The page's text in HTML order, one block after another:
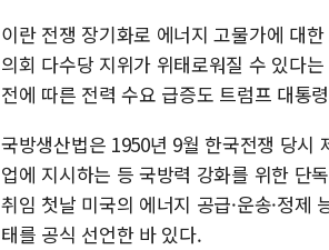
이란 전쟁 장기화로 에너지 고물가에 대
의회 다수당 지위가 위태로워질 수 있다
전에 따른 전력 수요 급증도 트럼프 대통
국방생산법은 1950년 9월 한국전쟁 당시
업에 지시하는 등 국방력 강화를 위한 단
취임 첫날 미국의 에너지 공급·운송·정
태를 공식 선언한 바 있다.